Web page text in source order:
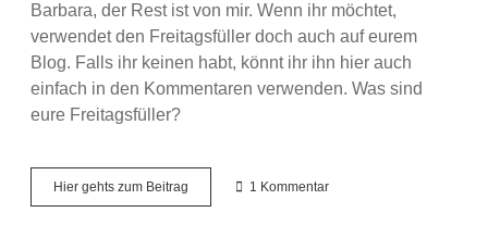
Barbara, der Rest ist von mir. Wenn ihr möchtet,
verwendet den Freitagsfüller doch auch auf eurem
Blog. Falls ihr keinen habt, könnt ihr ihn hier auch
einfach in den Kommentaren verwenden. Was sind
eure Freitagsfüller?
Hier gehts zum Beitrag Freitagsfüller
#6
1 Kommentar